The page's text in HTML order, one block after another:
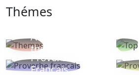
Thémes
Autres
thèmes
Proverbe
Français